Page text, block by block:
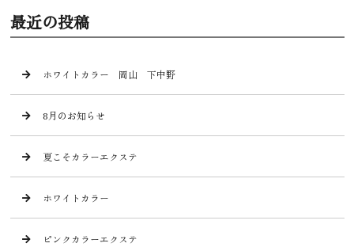
最近の投稿
ホワイトカラー 岡山 下中野
8月のお知らせ
夏こそカラーエクステ
ホワイトカラー
ピンクカラーエクステ